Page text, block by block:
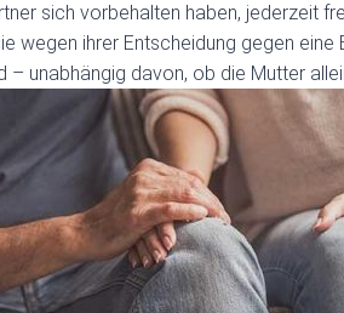
sich vorbehalten haben, jederzeit
wegen ihrer Entscheidung gegen
– unabhängig davon, ob die Mutter